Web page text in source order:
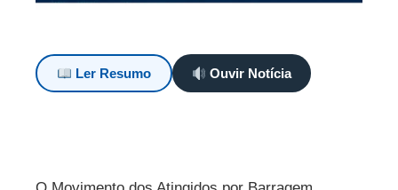
Ler Resumo Ouvir Notícia